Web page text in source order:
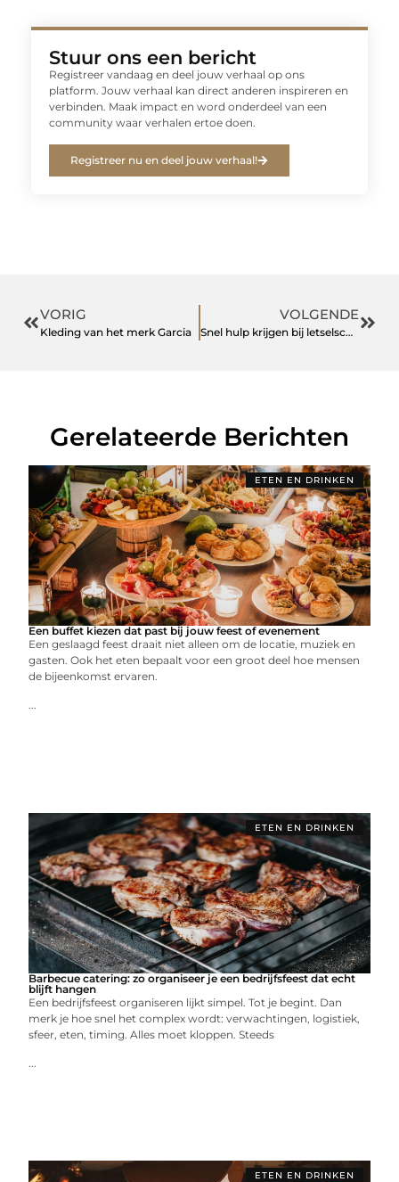
Stuur ons een bericht
Registreer vandaag en deel jouw verhaal op ons
platform. Jouw verhaal kan direct anderen inspireren en
verbinden. Maak impact en word onderdeel van een
community waar verhalen ertoe doen.
Registreer nu en deel jouw verhaal!
VORIG
Kleding van het merk Garcia
VOLGENDE
Snel hulp krijgen bij letselschade
Gerelateerde Berichten
ETEN EN DRINKEN
Een buffet kiezen dat past bij jouw feest of evenement
Een geslaagd feest draait niet alleen om de locatie, muziek en
gasten. Ook het eten bepaalt voor een groot deel hoe mensen
de bijeenkomst ervaren.
...
ETEN EN DRINKEN
Barbecue catering: zo organiseer je een bedrijfsfeest dat echt
blijft hangen
Een bedrijfsfeest organiseren lijkt simpel. Tot je begint. Dan
merk je hoe snel het complex wordt: verwachtingen, logistiek,
sfeer, eten, timing. Alles moet kloppen. Steeds
...
ETEN EN DRINKEN